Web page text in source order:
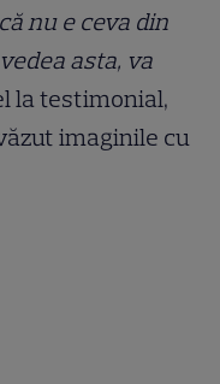
nu e ceva din
asta, va
la testimonial,
imaginile cu